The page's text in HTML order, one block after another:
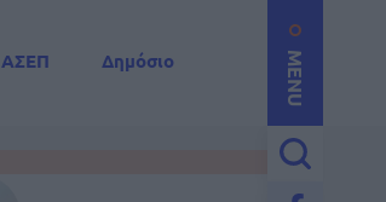
MENU
ΑΣΕΠ
Δημόσιο